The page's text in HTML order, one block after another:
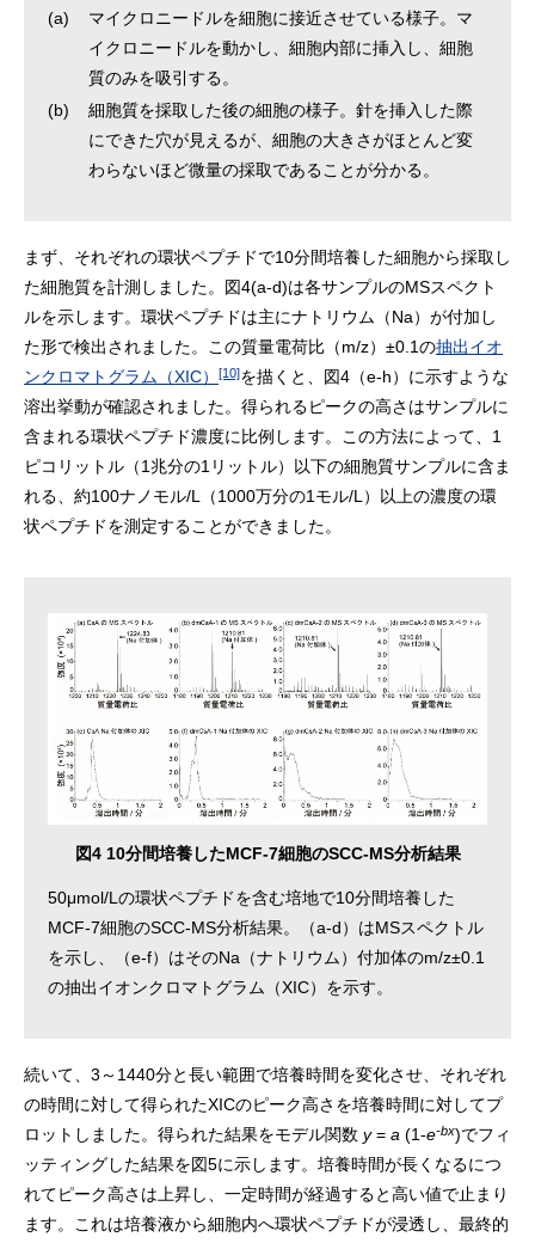
(a)
マイクロニードルを細胞に接近させている様子。マ
イクロニードルを動かし、細胞内部に挿入し、細胞
質のみを吸引する。
(b)
細胞質を採取した後の細胞の様子。針を挿入した際
にできた穴が見えるが、細胞の大きさがほとんど変
わらないほど微量の採取であることが分かる。
まず、それぞれの環状ペプチドで10分間培養した細胞から採取し
た細胞質を計測しました。図4(a-d)は各サンプルのMSスペクト
ルを示します。環状ペプチドは主にナトリウム（Na）が付加し
た形で検出されました。この質量電荷比（m/z）±0.1の抽出イオ
ンクロマトグラム（XIC）
[10]を描くと、図4（e-h）に示すような
溶出挙動が確認されました。得られるピークの高さはサンプルに
含まれる環状ペプチド濃度に比例します。この方法によって、1
ピコリットル（1兆分の1リットル）以下の細胞質サンプルに含ま
れる、約100ナノモル/L（1000万分の1モル/L）以上の濃度の環
状ペプチドを測定することができました。
図4 10分間培養したMCF-7細胞のSCC-MS分析結果
50μmol/Lの環状ペプチドを含む培地で10分間培養した
MCF-7細胞のSCC-MS分析結果。（a-d）はMSスペクトル
を示し、（e-f）はそのNa（ナトリウム）付加体のm/z±0.1
の抽出イオンクロマトグラム（XIC）を示す。
続いて、3～1440分と長い範囲で培養時間を変化させ、それぞれ
の時間に対して得られたXICのピーク高さを培養時間に対してプ
ロットしました。得られた結果をモデル関数 y= a (1-e-bx)でフィ
ッティングした結果を図5に示します。培養時間が長くなるにつ
れてピーク高さは上昇し、一定時間が経過すると高い値で止まり
ます。これは培養液から細胞内へ環状ペプチドが浸透し、最終的